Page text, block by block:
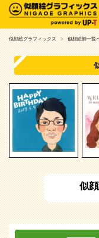
似顔絵グラフィックス 似顔絵師一覧
似